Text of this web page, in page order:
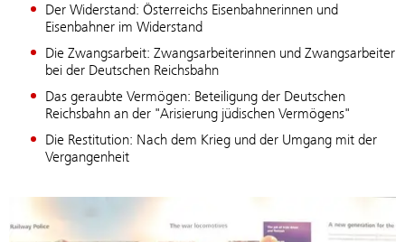
Der Widerstand: Österreichs Eisenbahnerinnen und
Eisenbahner im Widerstand
Die Zwangsarbeit: Zwangsarbeiterinnen und Zwangsarbeiter
bei der Deutschen Reichsbahn
Das geraubte Vermögen: Beteiligung der Deutschen
Reichsbahn an der "Arisierung jüdischen Vermögens"
Die Restitution: Nach dem Krieg und der Umgang mit der
Vergangenheit